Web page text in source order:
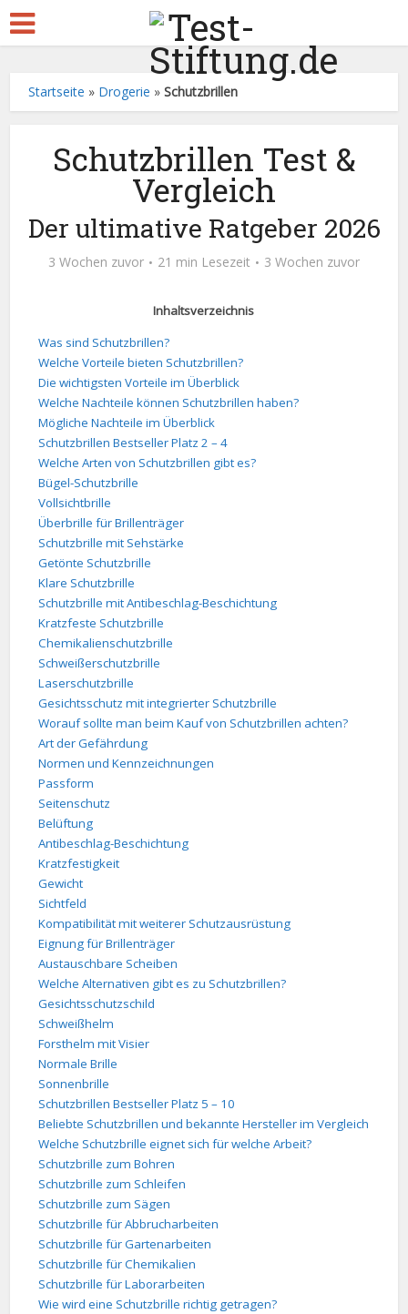
Startseite » Drogerie »Schutzbrillen
Schutzbrillen Test &
Vergleich
Der ultimative Ratgeber 2026
3 Wochen zuvor 21 min Lesezeit 3 Wochen zuvor
Inhaltsverzeichnis
Was sind Schutzbrillen?
Welche Vorteile bieten Schutzbrillen?
Die wichtigsten Vorteile im Überblick
Welche Nachteile können Schutzbrillen haben?
Mögliche Nachteile im Überblick
Schutzbrillen Bestseller Platz 2 – 4
Welche Arten von Schutzbrillen gibt es?
Bügel-Schutzbrille
Vollsichtbrille
Überbrille für Brillenträger
Schutzbrille mit Sehstärke
Getönte Schutzbrille
Klare Schutzbrille
Schutzbrille mit Antibeschlag-Beschichtung
Kratzfeste Schutzbrille
Chemikalienschutzbrille
Schweißerschutzbrille
Laserschutzbrille
Gesichtsschutz mit integrierter Schutzbrille
Worauf sollte man beim Kauf von Schutzbrillen achten?
Art der Gefährdung
Normen und Kennzeichnungen
Passform
Seitenschutz
Belüftung
Antibeschlag-Beschichtung
Kratzfestigkeit
Gewicht
Sichtfeld
Kompatibilität mit weiterer Schutzausrüstung
Eignung für Brillenträger
Austauschbare Scheiben
Welche Alternativen gibt es zu Schutzbrillen?
Gesichtsschutzschild
Schweißhelm
Forsthelm mit Visier
Normale Brille
Sonnenbrille
Schutzbrillen Bestseller Platz 5 – 10
Beliebte Schutzbrillen und bekannte Hersteller im Vergleich
Welche Schutzbrille eignet sich für welche Arbeit?
Schutzbrille zum Bohren
Schutzbrille zum Schleifen
Schutzbrille zum Sägen
Schutzbrille für Abbrucharbeiten
Schutzbrille für Gartenarbeiten
Schutzbrille für Chemikalien
Schutzbrille für Laborarbeiten
Wie wird eine Schutzbrille richtig getragen?